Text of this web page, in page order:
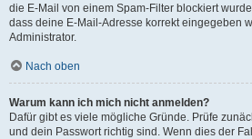
die E-Mail von einem Spam-Filter blockiert
dass deine E-Mail-Adresse korrekt eingegeben
Administrator.
Nach oben
Warum kann ich mich nicht anmelden?
Dafür gibt es viele mögliche Gründe. Prüfe
und dein Passwort richtig sind. Wenn dies der